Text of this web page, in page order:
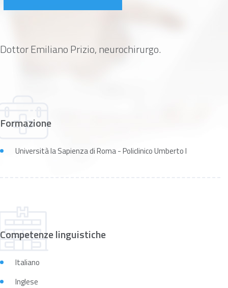
Dottor Emiliano Prizio, neurochirurgo.
Formazione
Università la Sapienza di Roma - Policlinico Umberto I
Competenze linguistiche
Italiano
Inglese